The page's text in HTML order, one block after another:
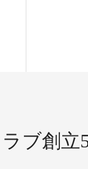
ブ創立